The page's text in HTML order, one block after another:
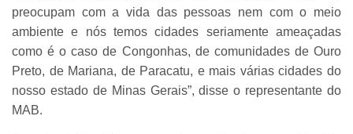
preocupam com a vida das pessoas nem com o meio
ambiente e nós temos cidades seriamente ameaçadas
como é o caso de Congonhas, de comunidades de Ouro
Preto, de Mariana, de Paracatu, e mais várias cidades do
nosso estado de Minas Gerais”, disse o representante do
MAB.